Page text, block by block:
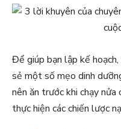
Để giúp bạn lập kế hoạch,
sẻ một số mẹo dinh
nên ăn trước khi chạy nửa
thực hiện các chiến lược